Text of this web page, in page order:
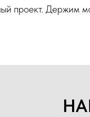
проект. Держим